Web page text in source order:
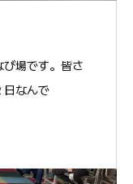
場です。皆さ
日なんで